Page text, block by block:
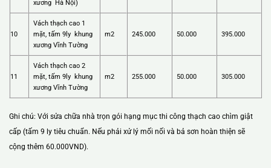
xương Hà Nội)
10
Vách thạch cao 1
mặt, tấm 9ly khung
xương Vĩnh Tường
m2 245.000 50.000 395.000
11
Vách thạch cao 2
mặt, tấm 9ly khung
xương Vĩnh Tường
m2 255.000 50.000 305.000
Ghi chú: Với sửa chữa nhà trọn gói hạng mục thi công thạch cao chìm giật
cấp (tấm 9 ly tiêu chuẩn. Nếu phải xử lý mối nối và bả sơn hoàn thiện sẽ
cộng thêm 60.000VND).